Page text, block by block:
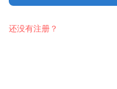
还没有注册？